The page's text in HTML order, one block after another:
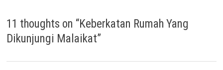
11 thoughts on “Keberkatan Rumah Yang
Dikunjungi Malaikat”